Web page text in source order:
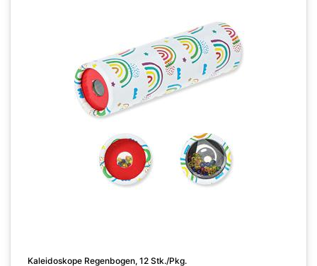
Kaleidoskope Regenbogen, 12 Stk./Pkg.